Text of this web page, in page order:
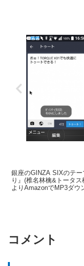
銀座のGINZA SIXのテ
り』(椎名林檎&トータス
よりAmazonでMP3ダウ
コメント